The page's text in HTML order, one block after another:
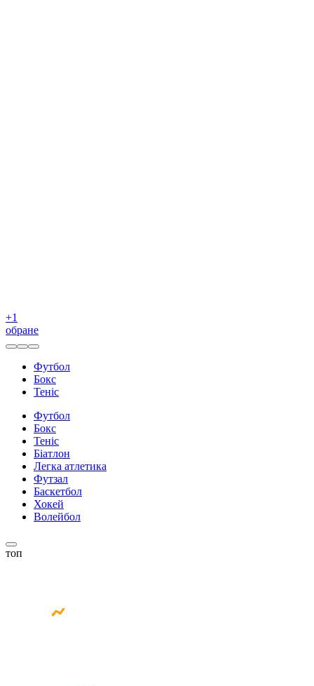
+1
обране
Футбол
Бокс
Теніс
Футбол
Бокс
Теніс
Біатлон
Легка атлетика
Футзал
Баскетбол
Хокей
Волейбол
топ